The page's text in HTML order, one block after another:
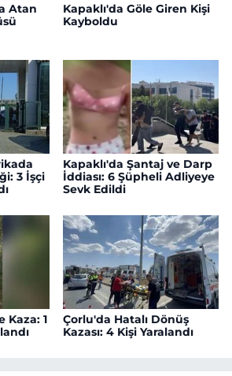
Atan
Kapaklı'da Göle Giren Kişi
Kayboldu
3 İşçi
Kapaklı'da Şantaj ve Darp
İddiası: 6 Şüpheli Adliyeye
Sevk Edildi
Kaza: 1
Çorlu'da Hatalı Dönüş
Kazası: 4 Kişi Yaralandı